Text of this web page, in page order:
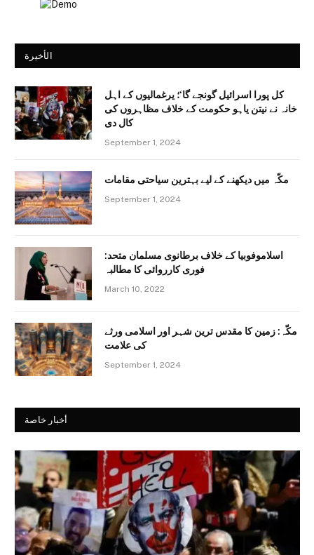
الأخيرة
کل پورا اسرائیل گونجے گا‘؛ یرغمالیوں کے اہل
خانہ نے نیتن یاہو حکومت کے خلاف مظاہروں کی
کال دی
September 1, 2024
مکّہ میں دیکھنے کے لیے بہترین سیاحتی مقامات
September 1, 2024
اسلاموفوبیا کے خلاف برطانوی مسلمان متحد:
فوری کارروائی کا مطالبہ
March 10, 2022
مکّہ: زمین کا مقدس ترین شہر اور اسلامی ورثے
کی علامت
September 1, 2024
أخبار خاصة